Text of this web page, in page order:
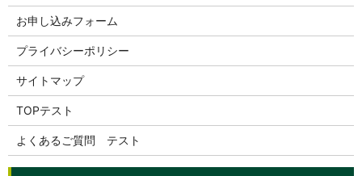
お申し込みフォーム
プライバシーポリシー
サイトマップ
TOPテスト
よくあるご質問 テスト